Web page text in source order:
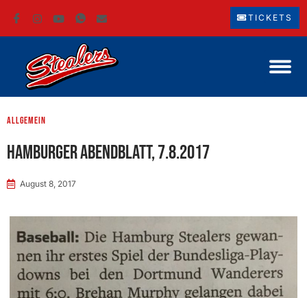
TICKETS
Allgemein
Hamburger Abendblatt, 7.8.2017
August 8, 2017